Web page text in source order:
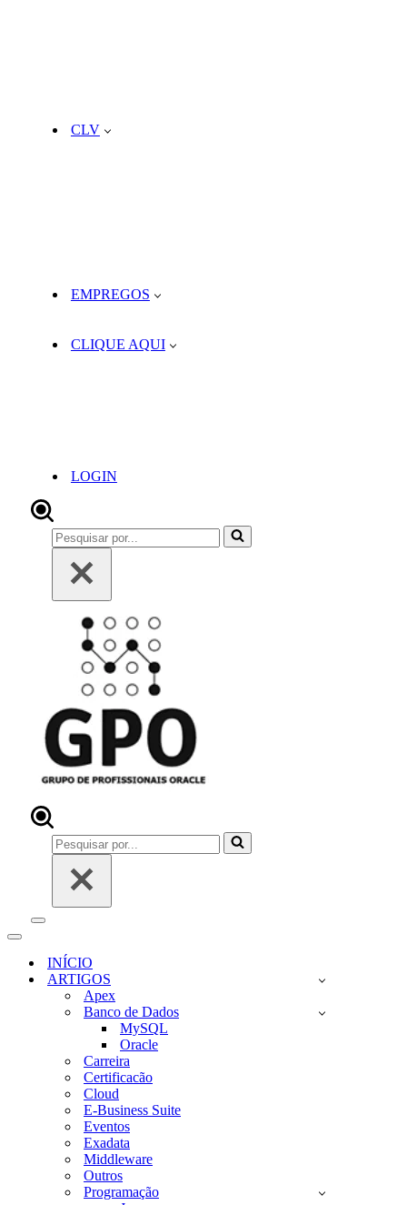
CLV
EMPREGOS
CLIQUE AQUI
LOGIN
Pesquisar
por...
Pesquisar
por...
Menu
navegação
Menu
navegaçãoINÍCIO
ARTIGOS
Apex
Banco de Dados
MySQL
Oracle
Carreira
Certificacão
Cloud
E-Business Suite
Eventos
Exadata
Middleware
Outros
Programação